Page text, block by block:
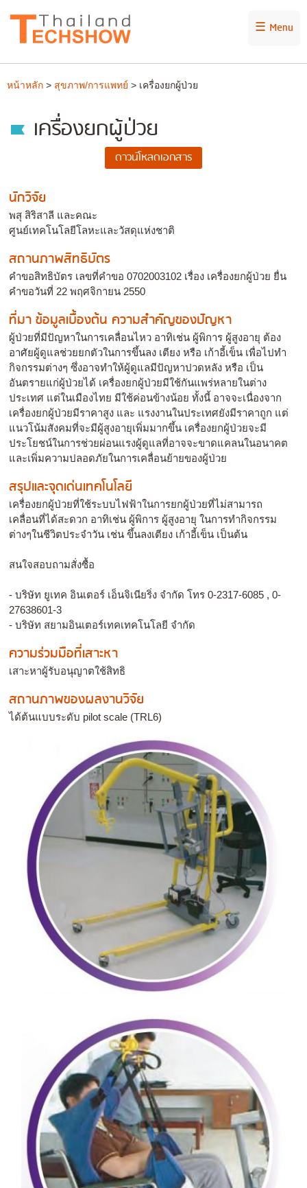
☰ Menu
หน้าหลัก > สุขภาพ/การแพทย์ > เครื่องยกผู้ป่วย
เครื่องยกผู้ป่วย
นักวิจัย
พสุ สิริสาลี และคณะ
ศูนย์เทคโนโลยีโลหะและวัสดุแห่งชาติ
สถานภาพสิทธิบัตร
คำขอสิทธิบัตร เลขที่คำขอ 0702003102 เรื่อง เครื่องยกผู้ป่วย ยื่น
คำขอวันที่ 22 พฤศจิกายน 2550
ที่มา ข้อมูลเบื้องต้น ความสำคัญของปัญหา
ผู้ป่วยที่มีปัญหาในการเคลื่อนไหว อาทิเช่น ผู้พิการ ผู้สูงอายุ ต้อง
อาศัยผู้ดูแลช่วยยกตัวในการขึ้นลง เตียง หรือ เก้าอี้เข็น เพื่อไปทำ
กิจกรรมต่างๆ ซึ่งอาจทำให้ผู้ดูแลมีปัญหาปวดหลัง หรือ เป็น
อันตรายแก่ผู้ป่วยได้ เครื่องยกผู้ป่วยมีใช้กันแพร่หลายในต่าง
ประเทศ แต่ในเมืองไทย มีใช้ค่อนข้างน้อย ทั้งนี้ อาจจะเนื่องจาก
เครื่องยกผู้ป่วยมีราคาสูง และ แรงงานในประเทศยังมีราคาถูก แต่
แนวโน้มสังคมที่จะมีผู้สูงอายุเพิ่มมากขึ้น เครื่องยกผู้ป่วยจะมี
ประโยชน์ในการช่วยผ่อนแรงผู้ดูแลที่อาจจะขาดแคลนในอนาคต
และเพิ่มความปลอดภัยในการเคลื่อนย้ายของผู้ป่วย
สรุปและจุดเด่นเทคโนโลยี
เครื่องยกผู้ป่วยที่ใช้ระบบไฟฟ้าในการยกผู้ป่วยที่ไม่สามารถ
เคลื่อนที่ได้สะดวก อาทิเช่น ผู้พิการ ผู้สูงอายุ ในการทำกิจกรรม
ต่างๆในชีวิตประจำวัน เช่น ขึ้นลงเตียง เก้าอี้เข็น เป็นต้น
สนใจสอบถามสั่งซื้อ
- บริษัท ยูเทค อินเตอร์ เอ็นจิเนียริ่ง จำกัด โทร 0-2317-6085 , 0-
27638601-3
- บริษัท สยามอินเตอร์เทคเทคโนโลยี จำกัด
ความร่วมมือที่เสาะหา
เสาะหาผู้รับอนุญาตใช้สิทธิ
สถานภาพของผลงานวิจัย
ได้ต้นแบบระดับ pilot scale (TRL6)